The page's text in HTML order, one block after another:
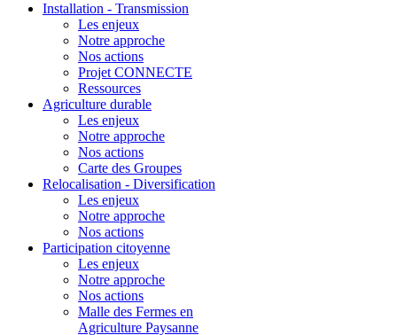
Installation - Transmission
Les enjeux
Notre approche
Nos actions
Projet CONNECTE
Ressources
Agriculture durable
Les enjeux
Notre approche
Nos actions
Carte des Groupes
Relocalisation - Diversification
Les enjeux
Notre approche
Nos actions
Participation citoyenne
Les enjeux
Notre approche
Nos actions
Malle des Fermes en
Agriculture Paysanne